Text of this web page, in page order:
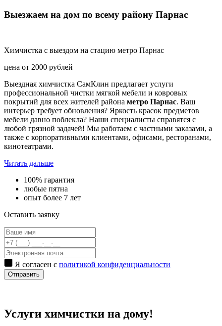
Выезжаем на дом по всему району Парнас
Химчистка с выездом на стацию метро Парнас
цена от 2000 рублей
Выездная химчистка СамКлин предлагает услуги
профессиональной чистки мягкой мебели и ковровых
покрытий для всех жителей района метро Парнас. Ваш
интерьер требует обновления? Яркость красок предметов
мебели давно поблекла? Наши специалисты справятся с
любой грязной задачей! Мы работаем с частными заказами, а
также с корпоративными клиентами, офисами, ресторанами,
кинотеатрами.
Читать дальше
100% гарантия
любые пятна
опыт более 7 лет
Оставить заявку
Я согласен с политикой конфиденциальности
Отправить
Услуги химчистки на дому!